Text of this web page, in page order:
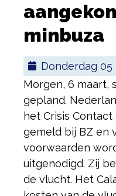
minbuza
donderdag
Morgen, 6 maart,
gepland.
het Crisis
gemeld bij BZ en
voorwaarden
uitgenodigd. Zij
de vlucht. Het